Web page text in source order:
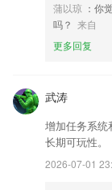
蒲以琼 ：你
吗？ 来自
更多回复
武涛
增加任务系统
长期可玩性。
2026-07-01